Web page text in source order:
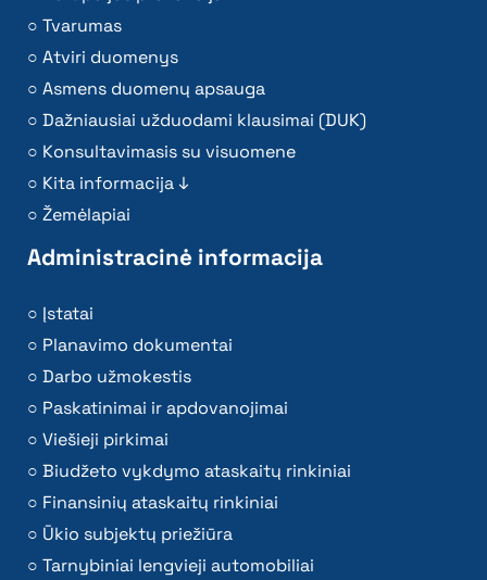
Tvarumas
Atviri duomenys
Asmens duomenų apsauga
Dažniausiai užduodami klausimai (DUK)
Konsultavimasis su visuomene
Kita informacija ↓
Žemėlapiai
Administracinė informacija
Įstatai
Planavimo dokumentai
Darbo užmokestis
Paskatinimai ir apdovanojimai
Viešieji pirkimai
Biudžeto vykdymo ataskaitų rinkiniai
Finansinių ataskaitų rinkiniai
Ūkio subjektų priežiūra
Tarnybiniai lengvieji automobiliai